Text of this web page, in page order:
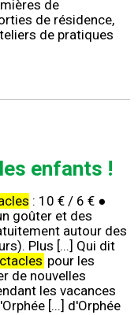
de
de résidence,
de pratiques
enfants !
: 10 € / 6 € ●
goûter et des
autour des
Plus [...] Qui dit
pour les
de nouvelles
les vacances
[...] d'Orphée